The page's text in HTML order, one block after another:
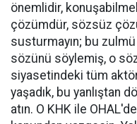
önemlidir,
çözümdür, sözsüz
susturmayın; bu
sözünü söylemiş, o
siyasetindeki tüm
yaşadık, bu yanlıştan
atın. O KHK ile